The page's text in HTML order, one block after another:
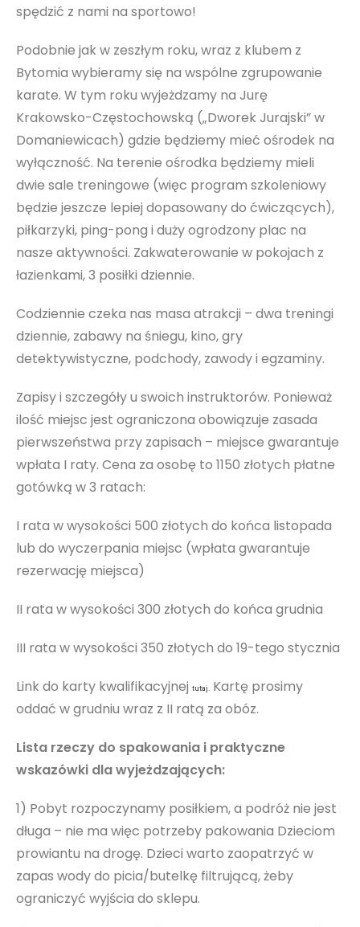
spędzić z nami na sportowo!
Podobnie jak w zeszłym roku, wraz z klubem z
Bytomia wybieramy się na wspólne zgrupowanie
karate. W tym roku wyjeżdzamy na Jurę
Krakowsko-Częstochowską („Dworek Jurajski” w
Domaniewicach) gdzie będziemy mieć ośrodek na
wyłączność. Na terenie ośrodka będziemy mieli
dwie sale treningowe (więc program szkoleniowy
będzie jeszcze lepiej dopasowany do ćwiczących),
piłkarzyki, ping-pong i duży ogrodzony plac na
nasze aktywności. Zakwaterowanie w pokojach z
łazienkami, 3 posiłki dziennie.
Codziennie czeka nas masa atrakcji – dwa treningi
dziennie, zabawy na śniegu, kino, gry
detektywistyczne, podchody, zawody i egzaminy.
Zapisy i szczegóły u swoich instruktorów. Ponieważ
ilość miejsc jest ograniczona obowiązuje zasada
pierwszeństwa przy zapisach – miejsce gwarantuje
wpłata I raty. Cena za osobę to 1150 złotych płatne
gotówką w 3 ratach:
I rata w wysokości 500 złotych do końca listopada
lub do wyczerpania miejsc (wpłata gwarantuje
rezerwację miejsca)
II rata w wysokości 300 złotych do końca grudnia
III rata w wysokości 350 złotych do 19-tego stycznia
Link do karty kwalifikacyjnej tutaj. Kartę prosimy
oddać w grudniu wraz z II ratą za obóz.
Lista rzeczy do spakowania i praktyczne
wskazówki dla wyjeżdzających:
1) Pobyt rozpoczynamy posiłkiem, a podróż nie jest
długa – nie ma więc potrzeby pakowania Dzieciom
prowiantu na drogę. Dzieci warto zaopatrzyć w
zapas wody do picia/butelkę filtrującą, żeby
ograniczyć wyjścia do sklepu.